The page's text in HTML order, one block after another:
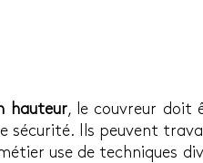
hauteur, le couvreur doit
sécurité. Ils peuvent
use de techniques